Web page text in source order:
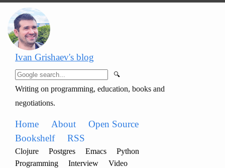
Ivan Grishaev's blog
🔍
Writing on programming, education, books and
negotiations.
Home About
Open Source
Bookshelf
RSS
Clojure Postgres Emacs
Python
Programming
Interview
Video